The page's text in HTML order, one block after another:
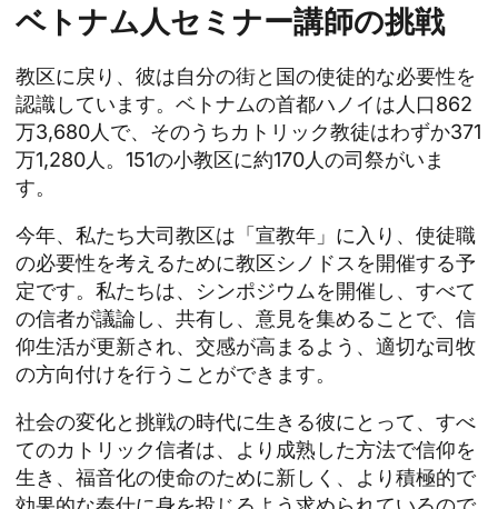
ベトナム人セミナー講師の挑戦
教区に戻り、彼は自分の街と国の使徒的な必要性を
認識しています。ベトナムの首都ハノイは人口862
万3,680人で、そのうちカトリック教徒はわずか371
万1,280人。151の小教区に約170人の司祭がいま
す。
今年、私たち大司教区は「宣教年」に入り、使徒職
の必要性を考えるために教区シノドスを開催する予
定です。私たちは、シンポジウムを開催し、すべて
の信者が議論し、共有し、意見を集めることで、信
仰生活が更新され、交感が高まるよう、適切な司牧
の方向付けを行うことができます。
社会の変化と挑戦の時代に生きる彼にとって、すべ
てのカトリック信者は、より成熟した方法で信仰を
生き、福音化の使命のために新しく、より積極的で